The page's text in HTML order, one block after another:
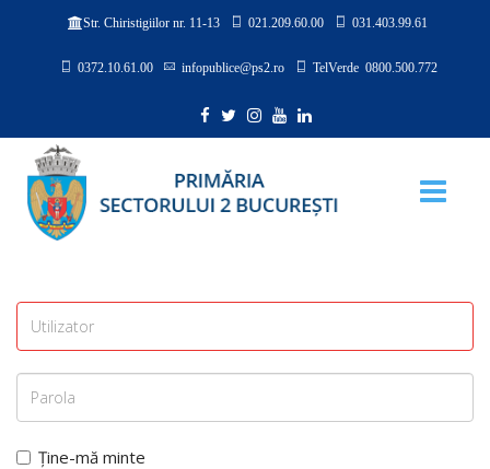
Str. Chiristigiilor nr. 11-13 021.209.60.00 031.403.99.61
0372.10.61.00 infopublice@ps2.ro TelVerde 0800.500.772
Ține-mă minte